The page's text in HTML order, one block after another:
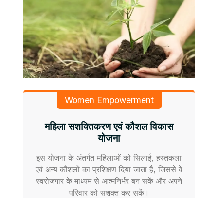
Women Empowerment
महिला सशक्तिकरण एवं कौशल विकास
योजना
इस योजना के अंतर्गत महिलाओं को सिलाई, हस्तकला
एवं अन्य कौशलों का प्रशिक्षण दिया जाता है, जिससे वे
स्वरोजगार के माध्यम से आत्मनिर्भर बन सकें और अपने
परिवार को सशक्त कर सकें।